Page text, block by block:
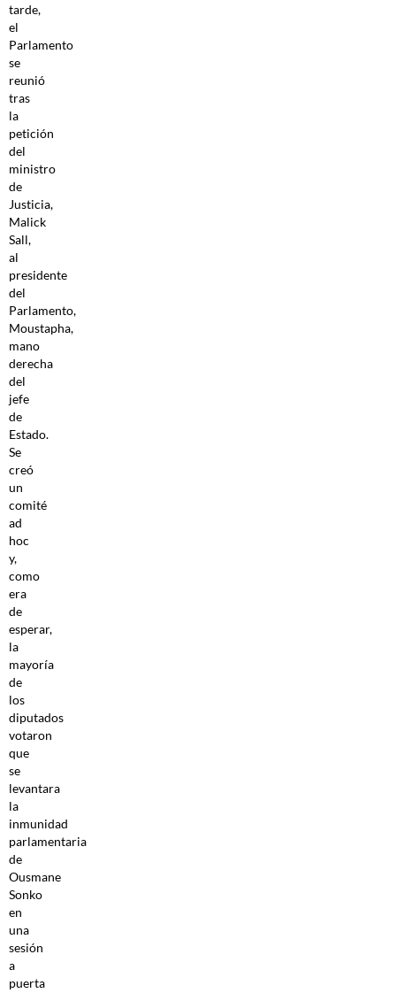
tarde,
el
Parlamento
se
reunió
tras
la
petición
del
ministro
de
Justicia,
Malick
Sall,
al
presidente
del
Parlamento,
Moustapha,
mano
derecha
del
jefe
de
Estado.
Se
creó
un
comité
ad
hoc
y,
como
era
de
esperar,
la
mayoría
de
los
diputados
votaron
que
se
levantara
la
inmunidad
parlamentaria
de
Ousmane
Sonko
en
una
sesión
a
puerta